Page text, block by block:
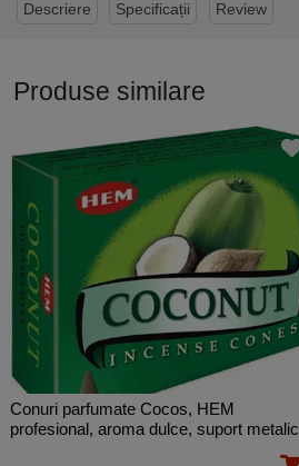
Descriere Specificații Review
Produse similare
Conuri parfumate Cocos, HEM
profesional, aroma dulce, suport metalic